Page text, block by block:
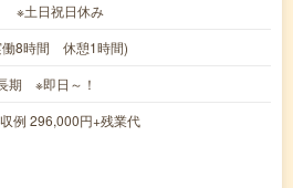
※土日祝日休み
働8時間 休憩1時間)
期 ※即日～！
例 296,000円+残業代